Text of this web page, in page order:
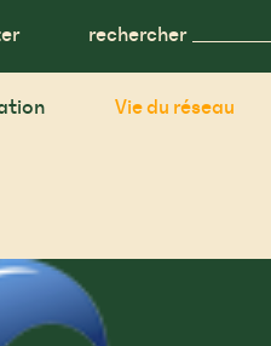
rechercher
Vie du réseau